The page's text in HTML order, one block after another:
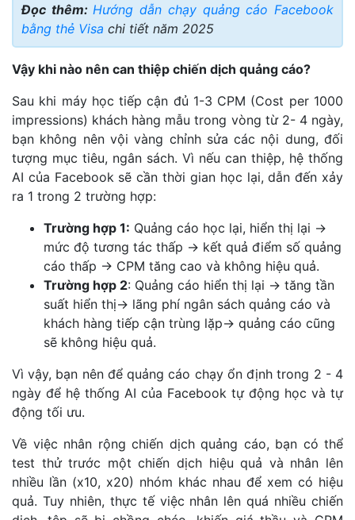
Đọc thêm: Hướng dẫn chạy quảng cáo Facebook
bằng thẻ Visa chi tiết năm 2025
Vậy khi nào nên can thiệp chiến dịch quảng cáo?
Sau khi máy học tiếp cận đủ 1-3 CPM (Cost per 1000
impressions) khách hàng mẫu trong vòng từ 2- 4 ngày,
bạn không nên vội vàng chỉnh sửa các nội dung, đối
tượng mục tiêu, ngân sách. Vì nếu can thiệp, hệ thống
AI của Facebook sẽ cần thời gian học lại, dẫn đến xảy
ra 1 trong 2 trường hợp:
Trường hợp 1: Quảng cáo học lại, hiển thị lại ->
mức độ tương tác thấp -> kết quả điểm số quảng
cáo thấp -> CPM tăng cao và không hiệu quả.
Trường hợp 2: Quảng cáo hiển thị lại -> tăng tần
suất hiển thị-> lãng phí ngân sách quảng cáo và
khách hàng tiếp cận trùng lặp-> quảng cáo cũng
sẽ không hiệu quả.
Vì vậy, bạn nên để quảng cáo chạy ổn định trong 2 - 4
ngày để hệ thống AI của Facebook tự động học và tự
động tối ưu.
Về việc nhân rộng chiến dịch quảng cáo, bạn có thể
test thử trước một chiến dịch hiệu quả và nhân lên
nhiều lần (x10, x20) nhóm khác nhau để xem có hiệu
quả. Tuy nhiên, thực tế việc nhân lên quá nhiều chiến